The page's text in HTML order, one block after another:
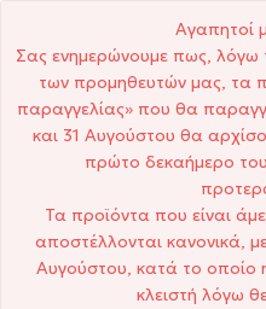
Αγαπητοί
Σας ενημερώνουμε πως, λόγω
των προμηθευτών μας, τα
παραγγελίας» που θα
και 31 Αυγούστου θα
πρώτο δεκαήμερο
Τα προϊόντα που είναι
αποστέλλονται κανονικά,
Αυγούστου, κατά το οποίο
κλειστή λόγω